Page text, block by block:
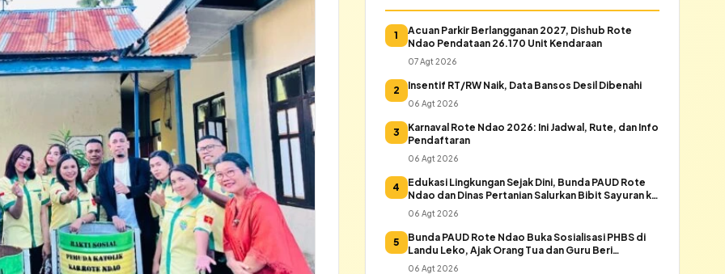
1
Acuan Parkir Berlangganan 2027, Dishub Rote
Ndao Pendataan 26.170 Unit Kendaraan
07 Agt 2026
2 Insentif RT/RW Naik, Data Bansos Desil Dibenahi
06 Agt 2026
3
Karnaval Rote Ndao 2026: Ini Jadwal, Rute, dan Info
Pendaftaran
06 Agt 2026
4
Edukasi Lingkungan Sejak Dini, Bunda PAUD Rote
Ndao dan Dinas Pertanian Salurkan Bibit Sayuran ke
Warga Daeloni
06 Agt 2026
5
Bunda PAUD Rote Ndao Buka Sosialisasi PHBS di
Landu Leko, Ajak Orang Tua dan Guru Beri
Keteladanan
06 Agt 2026